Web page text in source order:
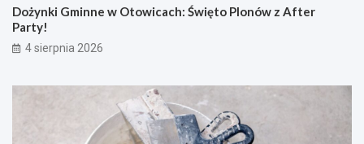
Dożynki Gminne w Otowicach: Święto Plonów z After
Party!
4 sierpnia 2026